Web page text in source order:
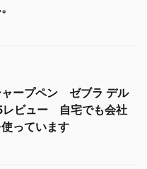
ャープペン ゼブラ デル
ビュー 自宅でも会社
っています